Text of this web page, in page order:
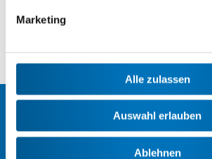
Marketing
Alle zulassen
Auswahl erlauben
Ablehnen
Swissmem
Veranstaltungen